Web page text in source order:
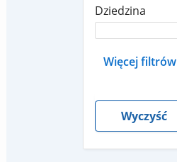
Dziedzina
Więcej filtrów
Wyczyść